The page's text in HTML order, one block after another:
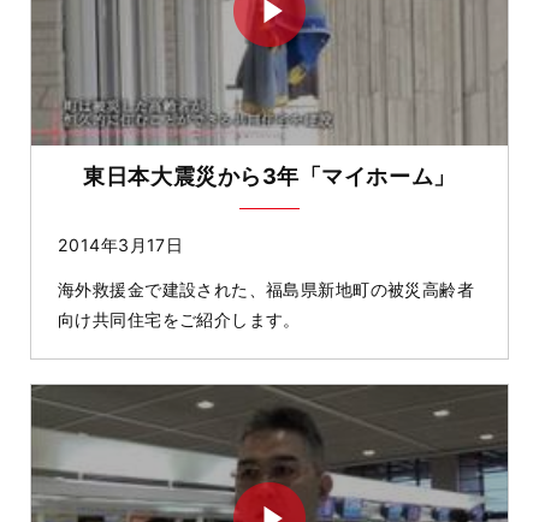
東日本大震災から3年「マイホーム」
2014年3月17日
海外救援金で建設された、福島県新地町の被災高齢者
向け共同住宅をご紹介します。